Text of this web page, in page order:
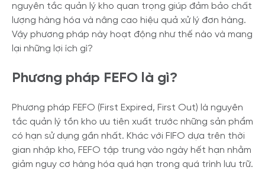
nguyên tắc quản lý kho quan trọng giúp đảm bảo chất
lượng hàng hóa và nâng cao hiệu quả xử lý đơn hàng.
Vậy phương pháp này hoạt động như thế nào và mang
lại những lợi ích gì?
Phương pháp FEFO là gì?
Phương pháp FEFO (First Expired, First Out) là nguyên
tắc quản lý tồn kho ưu tiên xuất trước những sản phẩm
có hạn sử dụng gần nhất. Khác với FIFO dựa trên thời
gian nhập kho, FEFO tập trung vào ngày hết hạn nhằm
giảm nguy cơ hàng hóa quá hạn trong quá trình lưu trữ.